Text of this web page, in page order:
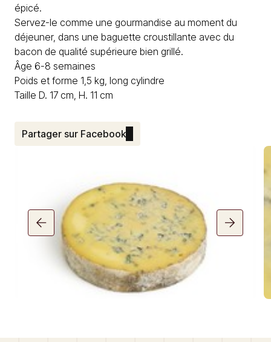
épicé.
Servez-le comme une gourmandise au moment du
déjeuner, dans une baguette croustillante avec du
bacon de qualité supérieure bien grillé.
Âge 6-8 semaines
Poids et forme 1,5 kg, long cylindre
Taille D. 17 cm, H. 11 cm
Partager sur Facebook